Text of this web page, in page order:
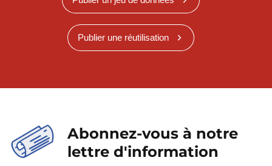
Publier une réutilisation
Abonnez-vous à notre
lettre d'information